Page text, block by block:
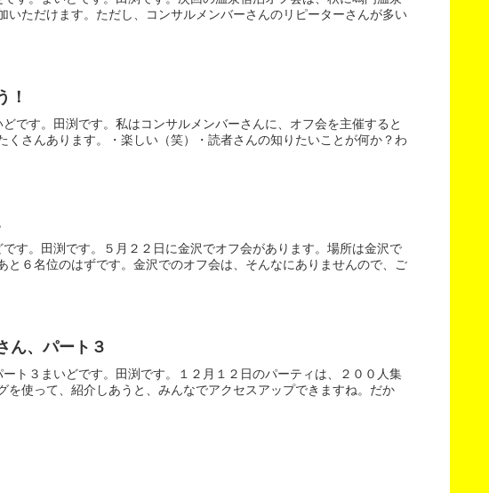
ただけます。ただし、コンサルメンバーさんのリピーターさんが多い
！
です。田渕です。私はコンサルメンバーさんに、オフ会を主催すると
さんあります。・楽しい（笑）・読者さんの知りたいことが何か？わ
す。田渕です。５月２２日に金沢でオフ会があります。場所は金沢で
６名位のはずです。金沢でのオフ会は、そんなにありませんので、ご
ん、パート３
ト３まいどです。田渕です。１２月１２日のパーティは、２００人集
を使って、紹介しあうと、みんなでアクセスアップできますね。だか